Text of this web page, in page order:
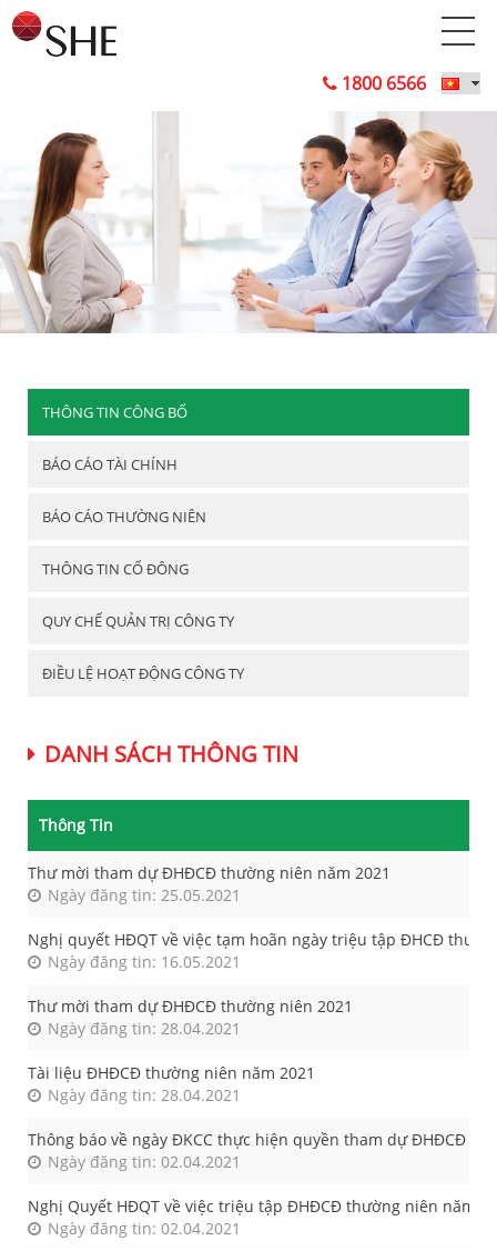
1800 6566
THÔNG TIN CÔNG BỐ
BÁO CÁO TÀI CHÍNH
BÁO CÁO THƯỜNG NIÊN
THÔNG TIN CỔ ĐÔNG
QUY CHẾ QUẢN TRỊ CÔNG TY
ĐIỀU LỆ HOẠT ĐỘNG CÔNG TY
DANH SÁCH THÔNG TIN
Thông Tin
Thư mời tham dự ĐHĐCĐ thường niên năm 2021
Ngày đăng tin: 25.05.2021
Nghị quyết HĐQT về việc tạm hoãn ngày triệu tập ĐHCĐ
Ngày đăng tin: 16.05.2021
Thư mời tham dự ĐHĐCĐ thường niên 2021
Ngày đăng tin: 28.04.2021
Tài liệu ĐHĐCĐ thường niên năm 2021
Ngày đăng tin: 28.04.2021
Thông báo về ngày ĐKCC thực hiện quyền tham dự ĐHĐCĐ
Ngày đăng tin: 02.04.2021
Nghị Quyết HĐQT về việc triệu tập ĐHĐCĐ thường niên năm
Ngày đăng tin: 02.04.2021